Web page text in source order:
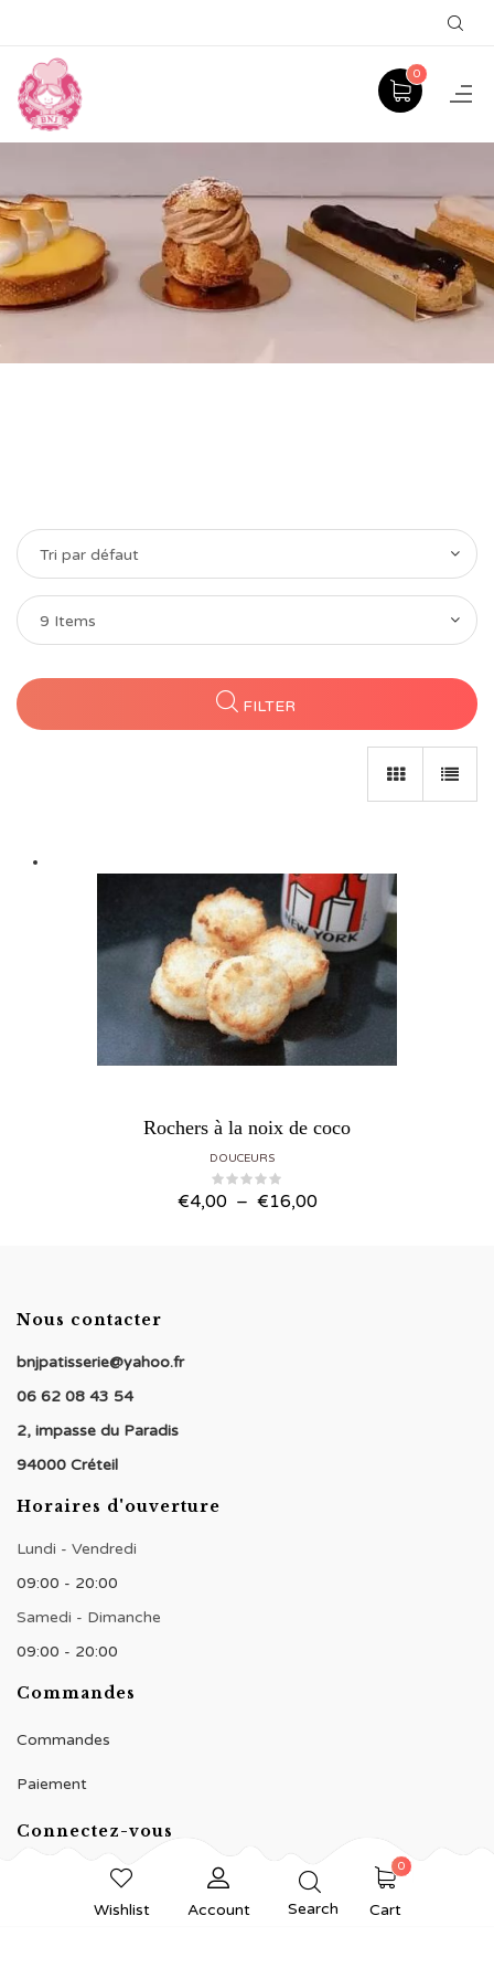
0
Wishlist Account Search
0
Cart
Tri par défaut
9 Items
FILTER
Rochers à la noix de coco
DOUCEURS
€4,00 – €16,00Plage de prix : €4,00 à €16,00
Nous contacter
bnjpatisserie@yahoo.fr
06 62 08 43 54
2, impasse du Paradis
94000 Créteil
Horaires d'ouverture
Lundi - Vendredi
09:00 - 20:00
Samedi - Dimanche
09:00 - 20:00
Commandes
Commandes
Paiement
Connectez-vous